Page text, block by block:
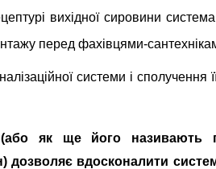
вихідної сировини
перед фахівцями-
системи і
(або як ще його називають
дозволяє вдосконалити